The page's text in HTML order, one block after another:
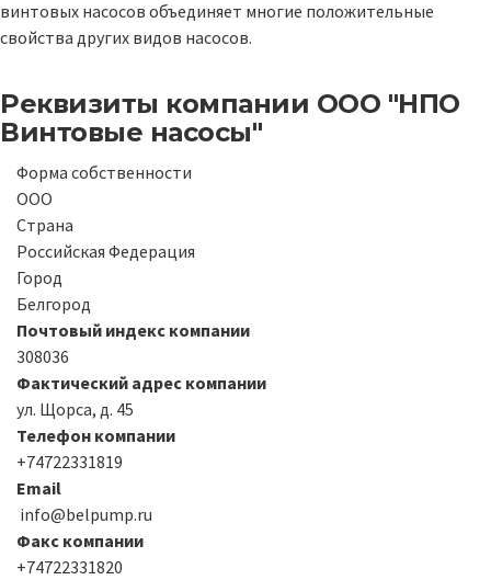
винтовых насосов объединяет многие положительные
свойства других видов насосов.
Реквизиты компании ООО "НПО
Винтовые насосы"
Форма собственности
ООО
Страна
Российская Федерация
Город
Белгород
Почтовый индекс компании
308036
Фактический адрес компании
ул. Щорса, д. 45
Телефон компании
+74722331819
Email
info@belpump.ru
Факс компании
+74722331820